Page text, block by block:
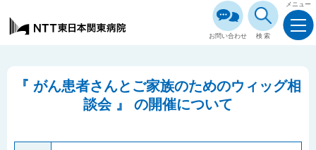
お問い合わせ 検索
メニュー
『 がん患者さんとご家族のためのウィッグ相
談会 』 の開催について